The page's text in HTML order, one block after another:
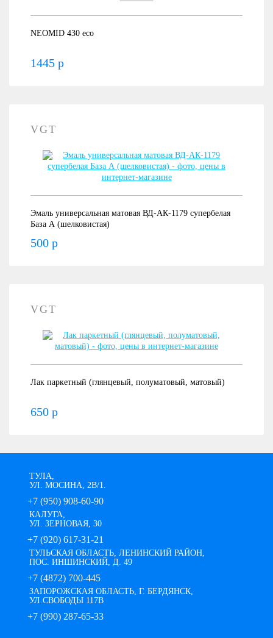
NEOMID 430 eco
1445 р
VGT
Эмаль универсальная матовая ВД-АК-1179 супербелая
База А (шелковистая)
500 р
VGT
Лак паркетный (глянцевый, полуматовый, матовый)
650 р
ТУЛА,
УЛ. МОСИНА, 2В/1.
+7 (950) 908-60-90
КАЛУГА,
УЛ. ЗЕРНОВАЯ, 30
+7 (920) 617-31-21
ТУЛЬСКАЯ ОБЛАСТЬ, ЛЕНИНСКИЙ РАЙОН,
ПОС. ИНШИНСКИЙ, Д. 49
+7 (4872) 700-445
ЗАПОРОЖСКАЯ ОБЛАСТЬ, Г. БЕРДЯНСК,
УЛ.СВОБОДЫ 117В
+7 (990) 287-65-33